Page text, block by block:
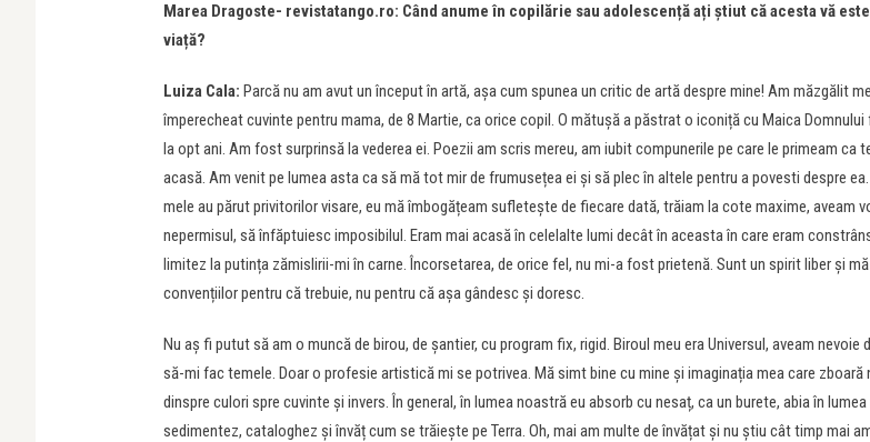
Marea Dragoste- revistatango.ro: Când anume în copilărie sau adolescență ați știut că acesta vă
viață?
Luiza Cala: Parcă nu am avut un început în artă, așa cum spunea un critic de artă despre mine! Am măzgălit
împerecheat cuvinte pentru mama, de 8 Martie, ca orice copil. O mătușă a păstrat o iconiță cu Maica Domnului
la opt ani. Am fost surprinsă la vederea ei. Poezii am scris mereu, am iubit compunerile pe care le primeam ca
acasă. Am venit pe lumea asta ca să mă tot mir de frumusețea ei și să plec în altele pentru a povesti despre
mele au părut privitorilor visare, eu mă îmbogățeam sufletește de fiecare dată, trăiam la cote maxime, aveam
nepermisul, să înfăptuiesc imposibilul. Eram mai acasă în celelalte lumi decât în aceasta în care eram
limitez la putința zămislirii-mi în carne. Încorsetarea, de orice fel, nu mi-a fost prietenă. Sunt un spirit liber și
convențiilor pentru că trebuie, nu pentru că așa gândesc și doresc.
Nu aș fi putut să am o muncă de birou, de șantier, cu program fix, rigid. Biroul meu era Universul, aveam nevoie
să-mi fac temele. Doar o profesie artistică mi se potrivea. Mă simt bine cu mine și imaginația mea care
dinspre culori spre cuvinte și invers. În general, în lumea noastră eu absorb cu nesaț, ca un burete, abia în
sedimentez, cataloghez și învăț cum se trăiește pe Terra. Oh, mai am multe de învățat și nu știu cât timp mai